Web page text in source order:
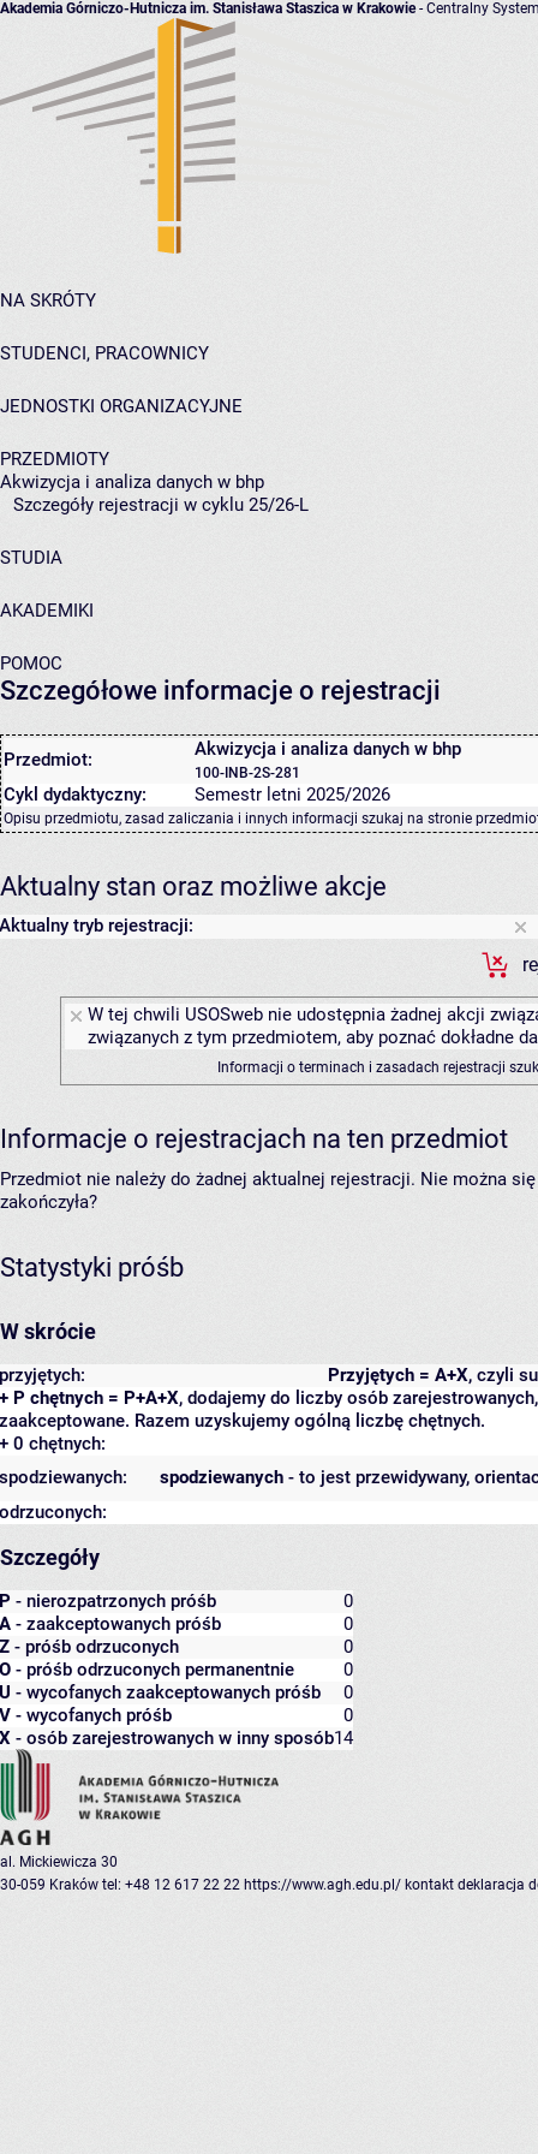
Akademia Górniczo-Hutnicza im. Stanisława Staszica w Krakowie- Centralny
NA SKRÓTY
STUDENCI, PRACOWNICY
JEDNOSTKI ORGANIZACYJNE
PRZEDMIOTY
Akwizycja i analiza danych w bhp
Szczegóły rejestracji w cyklu 25/26-L
STUDIA
AKADEMIKI
POMOC
Szczegółowe informacje o rejestracji
Przedmiot: Akwizycja i analiza danych w bhp
100-INB-2S-281
Cykl dydaktyczny: Semestr letni 2025/2026
Opisu przedmiotu, zasad zaliczania i innych informacji szukaj na stronie
Aktualny stan oraz możliwe akcje
Aktualny tryb rejestracji:
W tej chwili USOSweb nie udostępnia żadnej akcji
związanych z tym przedmiotem, aby poznać dokładne
Informacji o terminach i zasadach rejestracji
Informacje o rejestracjach na ten przedmiot
Przedmiot nie należy do żadnej aktualnej rejestracji. Nie można
zakończyła?
Statystyki próśb
W skrócie
Przyjętych = A+X, czyli
przyjętych:
+ P chętnych = P+A+X, dodajemy do liczby osób
zaakceptowane. Razem uzyskujemy ogólną liczbę chętnych.
+ 0 chętnych:
spodziewanych - to jest przewidywany,
spodziewanych:
odrzuconych:
Szczegóły
P - nierozpatrzonych próśb
0
A - zaakceptowanych próśb
0
Z - próśb odrzuconych
0
O - próśb odrzuconych permanentnie
0
U - wycofanych zaakceptowanych próśb
0
V - wycofanych próśb
0
X - osób zarejestrowanych w inny sposób14
al. Mickiewicza 30
30-059 Kraków tel: +48 12 617 22 22 https://www.agh.edu.pl/ kontakt deklaracja